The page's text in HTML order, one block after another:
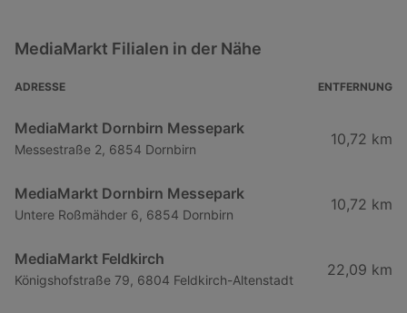
MediaMarkt Filialen in der Nähe
ADRESSE ENTFERNUNG
MediaMarkt Dornbirn Messepark
Messestraße 2, 6854 Dornbirn
10,72 km
MediaMarkt Dornbirn Messepark
Untere Roßmähder 6, 6854 Dornbirn
10,72 km
MediaMarkt Feldkirch
Königshofstraße 79, 6804 Feldkirch-Altenstadt
22,09 km